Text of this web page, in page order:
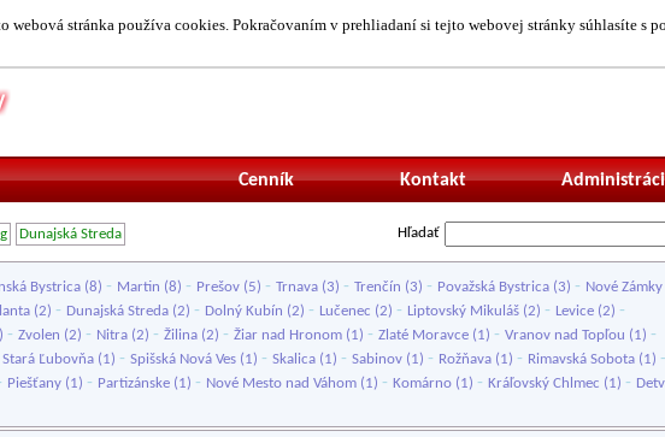
webová stránka používa cookies. Pokračovaním v prehliadaní si tejto webovej stránky súhlasíte s
Kontakt
Cenník
Dunajská Streda Hľadať
Bystrica (8) - Martin (8) - Prešov (5) - Trnava (3) - Trenčín (3) - Považská Bystrica (3) - Nové Zámky
(2) - Dunajská Streda (2) - Dolný Kubín (2) - Lučenec (2) - Liptovský Mikuláš (2) - Levice (2) -
- Zvolen (2) - Nitra (2) - Žilina (2) - Žiar nad Hronom (1) - Zlaté Moravce (1) - Vranov nad Topľou (1) -
Stará Ľubovňa (1) - Spišská Nová Ves (1) - Skalica (1) - Sabinov (1) - Rožňava (1) - Rimavská Sobota (1) -
Piešťany (1) - Partizánske (1) - Nové Mesto nad Váhom (1) - Komárno (1) - Kráľovský Chlmec (1) -